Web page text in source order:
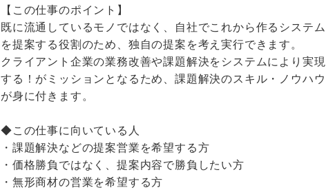
【この仕事のポイント】
既に流通しているモノではなく、自社でこれから作るシステム
を提案する役割のため、独自の提案を考え実行できます。
クライアント企業の業務改善や課題解決をシステムにより実現
する！がミッションとなるため、課題解決のスキル・ノウハウ
が身に付きます。
◆この仕事に向いている人
・課題解決などの提案営業を希望する方
・価格勝負ではなく、提案内容で勝負したい方
・無形商材の営業を希望する方